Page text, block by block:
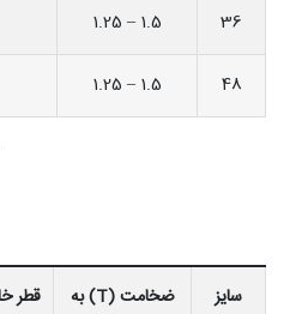
36
1.25 – 1.5
48
1.25 – 1.5
سایز
ضخامت (T) به